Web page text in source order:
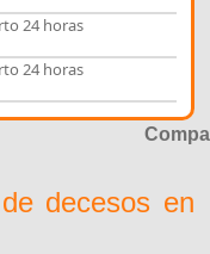
24 horas
24 horas
decesos en